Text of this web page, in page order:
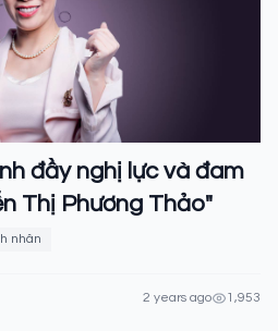
đầy nghị lực và đam
Thị Phương Thảo"
nhân
2 years ago 1,953